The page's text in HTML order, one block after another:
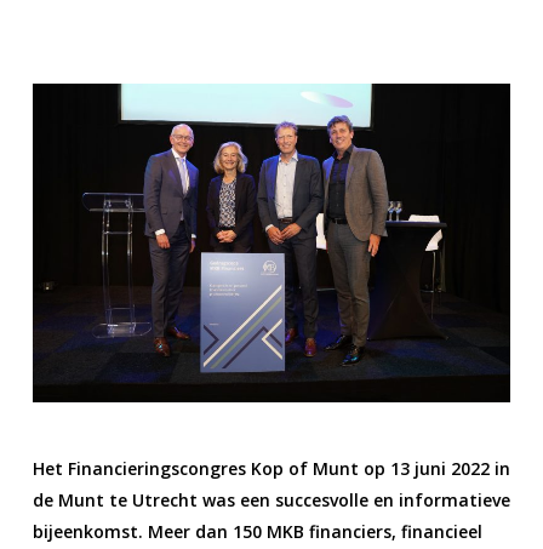
Het Financieringscongres Kop of Munt op 13 juni 2022 in
de Munt te Utrecht was een succesvolle en informatieve
bijeenkomst. Meer dan 150 MKB financiers, financieel